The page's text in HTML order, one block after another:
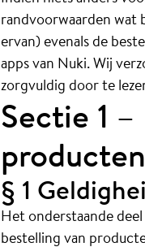
randvoorwaarden wat
ervan) evenals de
apps van Nuki. Wij
zorgvuldig door te
Sectie 1
§ 1
Het onderstaande
bestelling van